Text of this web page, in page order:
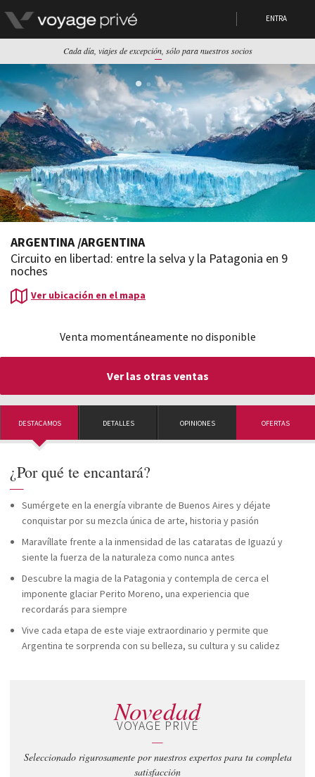
ENTRA
Cada día, viajes de excepción, sólo para nuestros socios
Venta momentáneamente no disponible
Ver las otras ventas
ARGENTINA /ARGENTINA
Circuito en libertad: entre la selva y la Patagonia en 9
noches
Ver ubicación en el mapa
DESTACAMOS DETALLES OPINIONES OFERTAS
¿Por qué te encantará?
—
Sumérgete en la energía vibrante de Buenos Aires y déjate
conquistar por su mezcla única de arte, historia y pasión
Maravíllate frente a la inmensidad de las cataratas de Iguazú y
siente la fuerza de la naturaleza como nunca antes
Descubre la magia de la Patagonia y contempla de cerca el
imponente glaciar Perito Moreno, una experiencia que
recordarás para siempre
Vive cada etapa de este viaje extraordinario y permite que
Argentina te sorprenda con su belleza, su cultura y su calidez
Novedad
VOYAGE PRIVÉ
—
Seleccionado rigurosamente por nuestros expertos para tu completa
satisfacción